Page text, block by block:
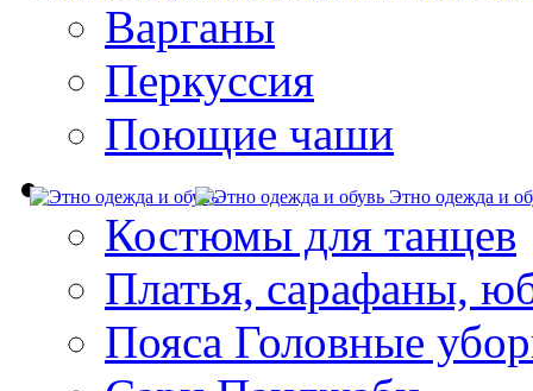
Варганы
Перкуссия
Поющие чаши
Этно одежда и
Костюмы для танцев
Платья, сарафаны,
Пояса Головные